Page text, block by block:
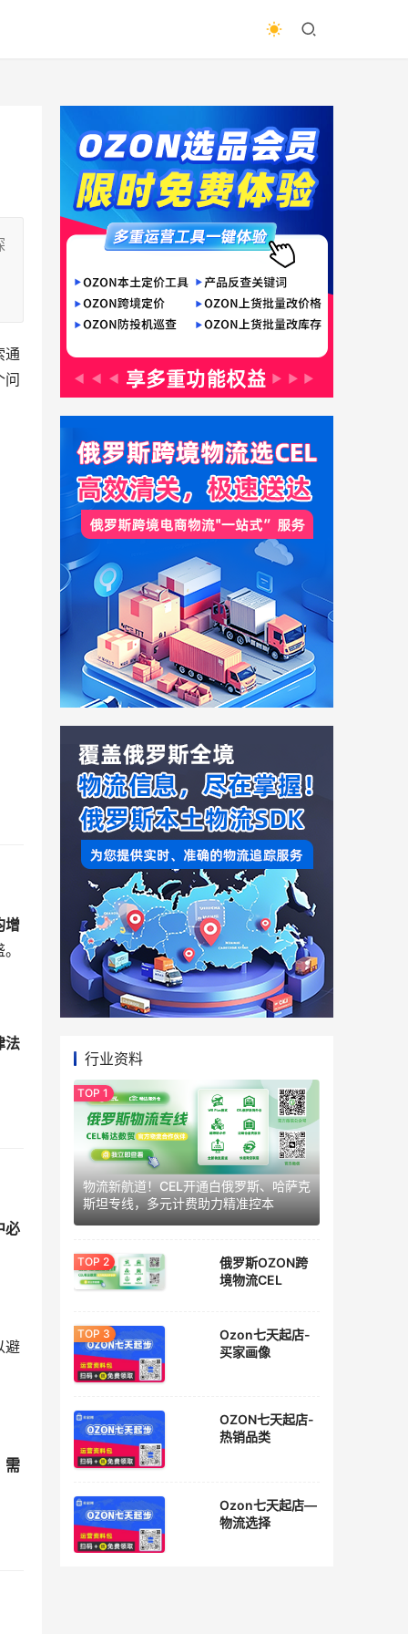
通
问
增
法
必
避
需
行业资料
物流新航道！CEL开通白俄罗斯、哈萨克
斯坦专线，多元计费助力精准控本
俄罗斯OZON跨
境物流CEL
Ozon七天起店-
买家画像
OZON七天起店-
热销品类
Ozon七天起店—
物流选择